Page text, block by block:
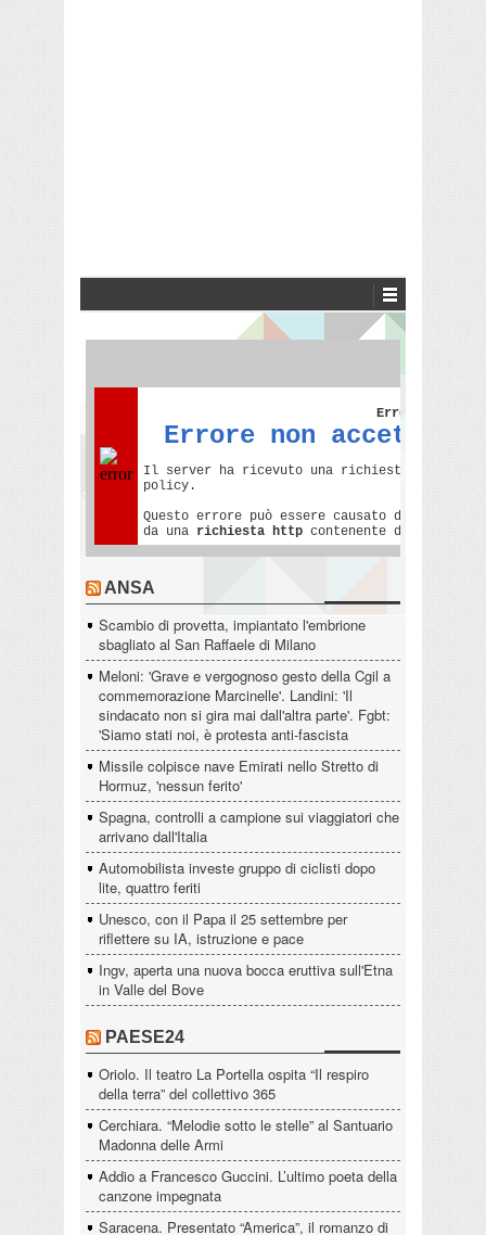
ANSA
Scambio di provetta, impiantato l'embrione
sbagliato al San Raffaele di Milano
Meloni: 'Grave e vergognoso gesto della Cgil a
commemorazione Marcinelle'. Landini: 'Il
sindacato non si gira mai dall'altra parte'. Fgbt:
'Siamo stati noi, è protesta anti-fascista
Missile colpisce nave Emirati nello Stretto di
Hormuz, 'nessun ferito'
Spagna, controlli a campione sui viaggiatori che
arrivano dall'Italia
Automobilista investe gruppo di ciclisti dopo
lite, quattro feriti
Unesco, con il Papa il 25 settembre per
riflettere su IA, istruzione e pace
Ingv, aperta una nuova bocca eruttiva sull'Etna
in Valle del Bove
PAESE24
Oriolo. Il teatro La Portella ospita “Il respiro
della terra” del collettivo 365
Cerchiara. “Melodie sotto le stelle” al Santuario
Madonna delle Armi
Addio a Francesco Guccini. L’ultimo poeta della
canzone impegnata
Saracena. Presentato “America”, il romanzo di